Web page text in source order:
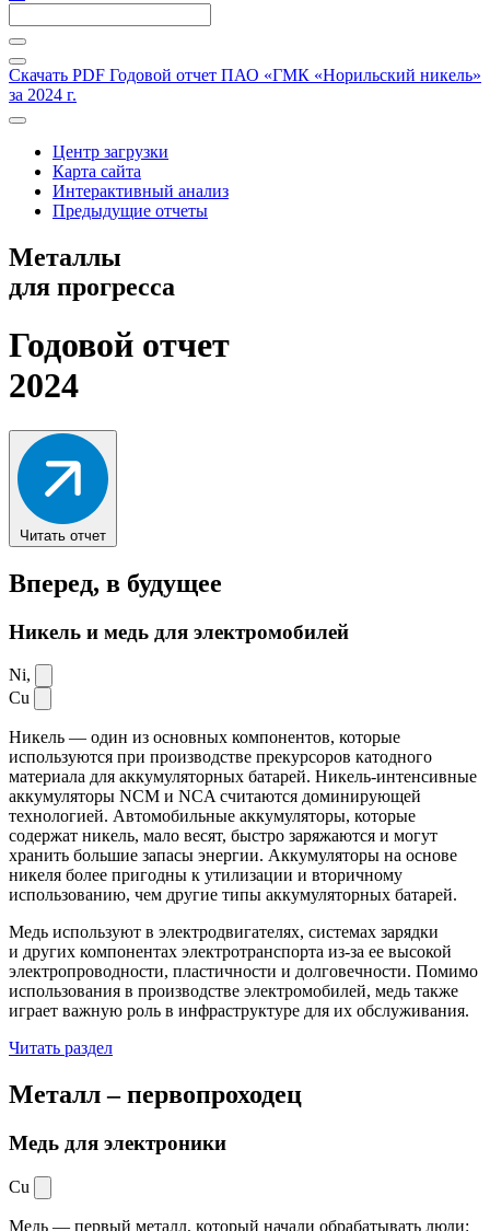
Скачать PDF Годовой отчет ПАО «ГМК «Норильский никель»
за 2024 г.
Центр загрузки
Карта сайта
Интерактивный анализ
Предыдущие отчеты
Металлы
для прогресса
Годовой отчет
2024
Читать отчет
Вперед, в будущее
Никель и медь для электромобилей
Ni,
Cu
Никель — один из основных компонентов, которые
используются при производстве прекурсоров катодного
материала для аккумуляторных батарей. Никель-интенсивные
аккумуляторы NCM и NCA считаются доминирующей
технологией. Автомобильные аккумуляторы, которые
содержат никель, мало весят, быстро заряжаются и могут
хранить большие запасы энергии. Аккумуляторы на основе
никеля более пригодны к утилизации и вторичному
использованию, чем другие типы аккумуляторных батарей.
Медь используют в электродвигателях, системах зарядки
и других компонентах электротранспорта из-за ее высокой
электропроводности, пластичности и долговечности. Помимо
использования в производстве электромобилей, медь также
играет важную роль в инфраструктуре для их обслуживания.
Читать раздел
Металл –первопроходец
Медь для электроники
Cu
Медь — первый металл, который начали обрабатывать люди: